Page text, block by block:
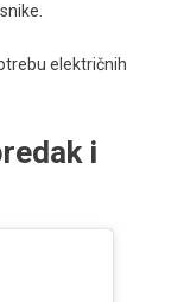
električnih
i